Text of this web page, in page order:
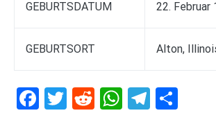
GEBURTSDATUM 22. Februar
GEBURTSORT Alton,
Facebook
Twitter
RedditWhatsApp